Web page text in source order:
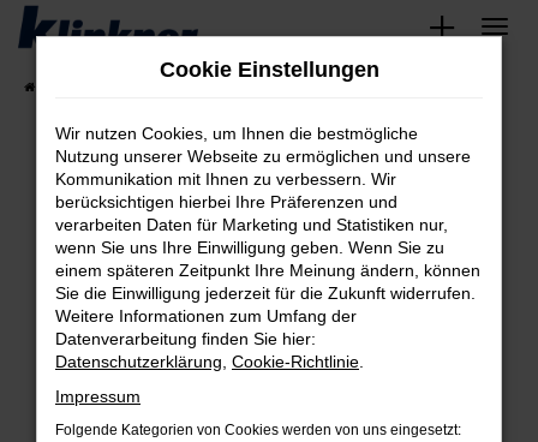
Zum
springen
Fehler: Network Error
Beim Laden ist ein Fehler aufgetreten.
Hier sind ein paar Tipps, die dir helfen können:
Überprüfe deine Firewall und deine
Internetverbindung.
Laden andere Webseiten, zum Beispiel deine
Suchmaschine?
Prüfe deine Browsererweiterungen.
Cookie Einstellungen
Wir nutzen Cookies, um Ihnen die bestmögliche
Nutzung unserer Webseite zu ermöglichen und unsere
Kommunikation mit Ihnen zu verbessern. Wir
berücksichtigen hierbei Ihre Präferenzen und
verarbeiten Daten für Marketing und Statistiken nur,
wenn Sie uns Ihre Einwilligung geben. Wenn Sie zu
einem späteren Zeitpunkt Ihre Meinung ändern, können
Sie die Einwilligung jederzeit für die Zukunft widerrufen.
Weitere Informationen zum Umfang der
Datenverarbeitung finden Sie hier:
Datenschutzerklärung Cookie-Richtlinie
Impressum
Folgende Kategorien von Cookies werden von uns eingesetzt: